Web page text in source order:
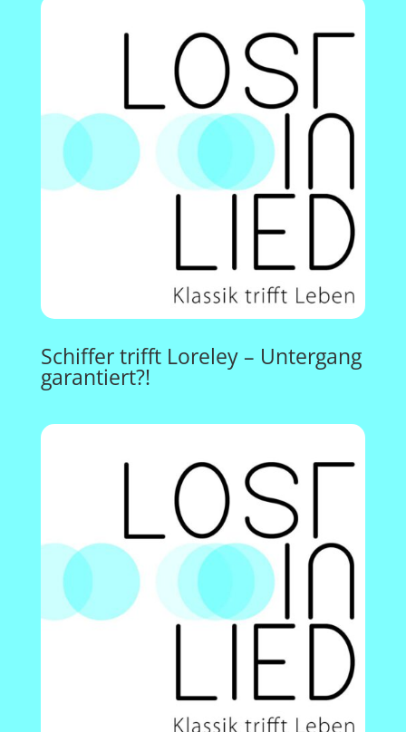
Schiffer trifft Loreley – Untergang
garantiert?!